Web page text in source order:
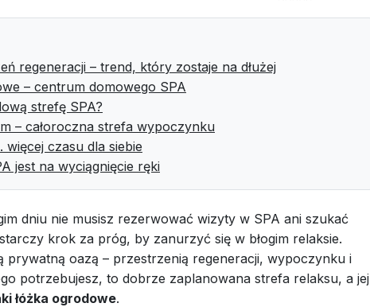
regeneracji – trend, który zostaje na dłużej
– centrum domowego SPA
strefę SPA?
– całoroczna strefa wypoczynku
więcej czasu dla siebie
jest na wyciągnięcie ręki
dniu nie musisz rezerwować wizyty w SPA ani szukać
krok za próg, by zanurzyć się w błogim relaksie.
prywatną oazą – przestrzenią regeneracji, wypoczynku i
potrzebujesz, to dobrze zaplanowana strefa relaksu, a jej
łóżka ogrodowe.